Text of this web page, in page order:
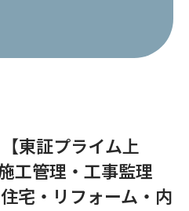
東証プライム上
工管理・工事監理
宅・リフォーム・内